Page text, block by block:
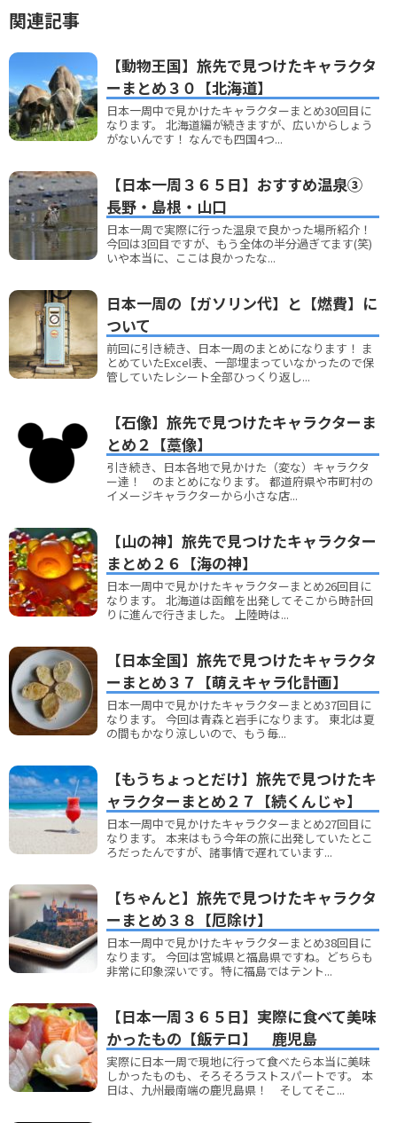
関連記事
【動物王国】旅先で見つけたキャラクタ
ーまとめ３０【北海道】
日本一周中で見かけたキャラクターまとめ30回目に
なります。 北海道編が続きますが、広いからしょう
がないんです！ なんでも四国4つ...
【日本一周３６５日】おすすめ温泉③
長野・島根・山口
日本一周で実際に行った温泉で良かった場所紹介！
今回は3回目ですが、もう全体の半分過ぎてます(笑)
いや本当に、ここは良かったな...
日本一周の【ガソリン代】と【燃費】に
ついて
前回に引き続き、日本一周のまとめになります！ ま
とめていたExcel表、一部埋まっていなかったので保
管していたレシート全部ひっくり返し...
【石像】旅先で見つけたキャラクターま
とめ２【藁像】
引き続き、日本各地で見かけた（変な）キャラクタ
ー達！ のまとめになります。 都道府県や市町村の
イメージキャラクターから小さな店...
【山の神】旅先で見つけたキャラクター
まとめ２６【海の神】
日本一周中で見かけたキャラクターまとめ26回目に
なります。 北海道は函館を出発してそこから時計回
りに進んで行きました。 上陸時は...
【日本全国】旅先で見つけたキャラクタ
ーまとめ３７【萌えキャラ化計画】
日本一周中で見かけたキャラクターまとめ37回目に
なります。 今回は青森と岩手になります。 東北は夏
の間もかなり涼しいので、もう毎...
【もうちょっとだけ】旅先で見つけたキ
ャラクターまとめ２７【続くんじゃ】
日本一周中で見かけたキャラクターまとめ27回目に
なります。 本来はもう今年の旅に出発していたとこ
ろだったんですが、諸事情で遅れています...
【ちゃんと】旅先で見つけたキャラクタ
ーまとめ３８【厄除け】
日本一周中で見かけたキャラクターまとめ38回目に
なります。 今回は宮城県と福島県ですね。どちらも
非常に印象深いです。特に福島ではテント...
【日本一周３６５日】実際に食べて美味
かったもの【飯テロ】 鹿児島
実際に日本一周で現地に行って食べたら本当に美味
しかったものも、そろそろラストスパートです。 本
日は、九州最南端の鹿児島県！ そしてそこ...